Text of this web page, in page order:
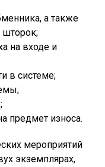
а также
шторок;
на входе и
в системе;
предмет износа.
мероприятий
экземплярах,